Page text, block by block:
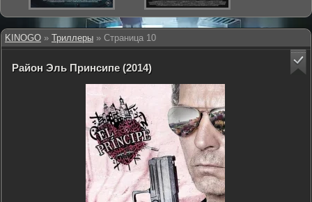
KINOGO » Триллеры » Страница 10
Район Эль Принсипе (2014)